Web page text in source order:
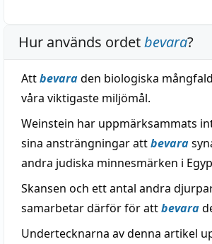
Hur används ordetbevara?
Attbevaraden biologiska
våra viktigaste miljömål.
Weinstein har uppmärksammats
sina ansträngningar attbevara
andra judiska minnesmärken i
Skansen och ett antal andra
samarbetar därför för attbevara
Undertecknarna av denna artikel